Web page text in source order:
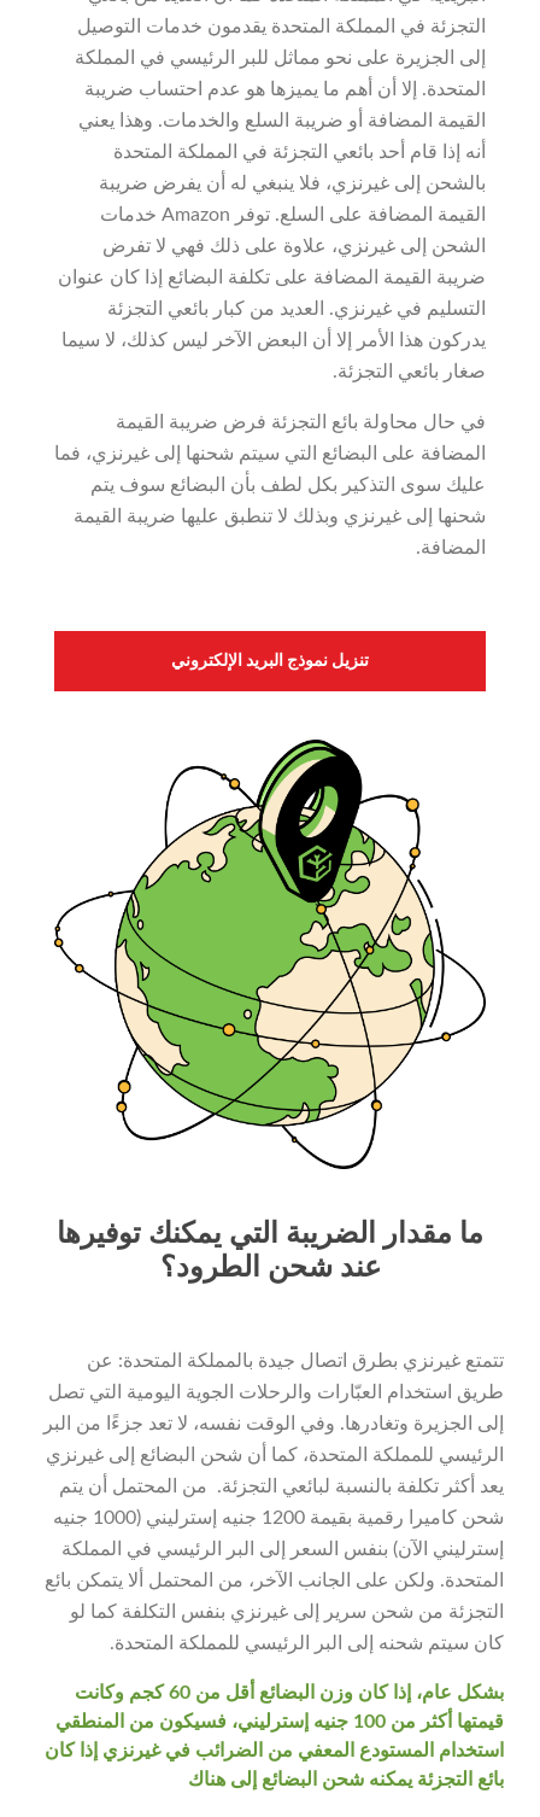
التجزئة في المملكة المتحدة يقدمون خدمات التوصيل
إلى الجزيرة على نحو مماثل للبر الرئيسي في المملكة
المتحدة. إلا أن أهم ما يميزها هو عدم احتساب ضريبة
القيمة المضافة أو ضريبة السلع والخدمات. وهذا يعني
أنه إذا قام أحد بائعي التجزئة في المملكة المتحدة
بالشحن إلى غيرنزي، فلا ينبغي له أن يفرض ضريبة
القيمة المضافة على السلع. توفر Amazon خدمات
الشحن إلى غيرنزي، علاوة على ذلك فهي لا تفرض
ضريبة القيمة المضافة على تكلفة البضائع إذا كان عنوان
التسليم في غيرنزي. العديد من كبار بائعي التجزئة
يدركون هذا الأمر إلا أن البعض الآخر ليس كذلك، لا سيما
صغار بائعي التجزئة.
في حال محاولة بائع التجزئة فرض ضريبة القيمة
المضافة على البضائع التي سيتم شحنها إلى غيرنزي، فما
عليك سوى التذكير بكل لطف بأن البضائع سوف يتم
شحنها إلى غيرنزي وبذلك لا تنطبق عليها ضريبة القيمة
المضافة.
تنزيل نموذج البريد الإلكتروني
ما مقدار الضريبة التي يمكنك توفيرها
عند شحن الطرود؟
تتمتع غيرنزي بطرق اتصال جيدة بالمملكة المتحدة: عن
طريق استخدام العبّارات والرحلات الجوية اليومية التي تصل
إلى الجزيرة وتغادرها. وفي الوقت نفسه، لا تعد جزءًا من البر
الرئيسي للمملكة المتحدة، كما أن شحن البضائع إلى غيرنزي
يعد أكثر تكلفة بالنسبة لبائعي التجزئة. من المحتمل أن يتم
شحن كاميرا رقمية بقيمة 1200 جنيه إسترليني (1000 جنيه
إسترليني الآن) بنفس السعر إلى البر الرئيسي في المملكة
المتحدة. ولكن على الجانب الآخر، من المحتمل ألا يتمكن بائع
التجزئة من شحن سرير إلى غيرنزي بنفس التكلفة كما لو
كان سيتم شحنه إلى البر الرئيسي للمملكة المتحدة.
بشكل عام، إذا كان وزن البضائع أقل من 60 كجم وكانت
قيمتها أكثر من 100 جنيه إسترليني، فسيكون من المنطقي
استخدام المستودع المعفي من الضرائب في غيرنزي إذا كان
بائع التجزئة يمكنه شحن البضائع إلى هناك